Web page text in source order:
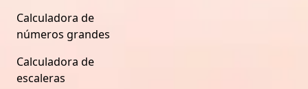
Calculadora de
números grandes
Calculadora de
escaleras